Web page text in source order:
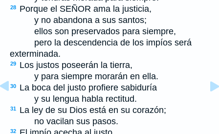
28 Porque el SEÑOR ama la justicia,
y no abandona a sus santos;
ellos son preservados para siempre,
pero la descendencia de los impíos será
exterminada.
29
Los justos poseerán la tierra,
y para siempre morarán en ella.
30
La boca del justo profiere sabiduría
y su lengua habla rectitud.
31
La ley de su Dios está en su corazón;
no vacilan sus pasos.
32